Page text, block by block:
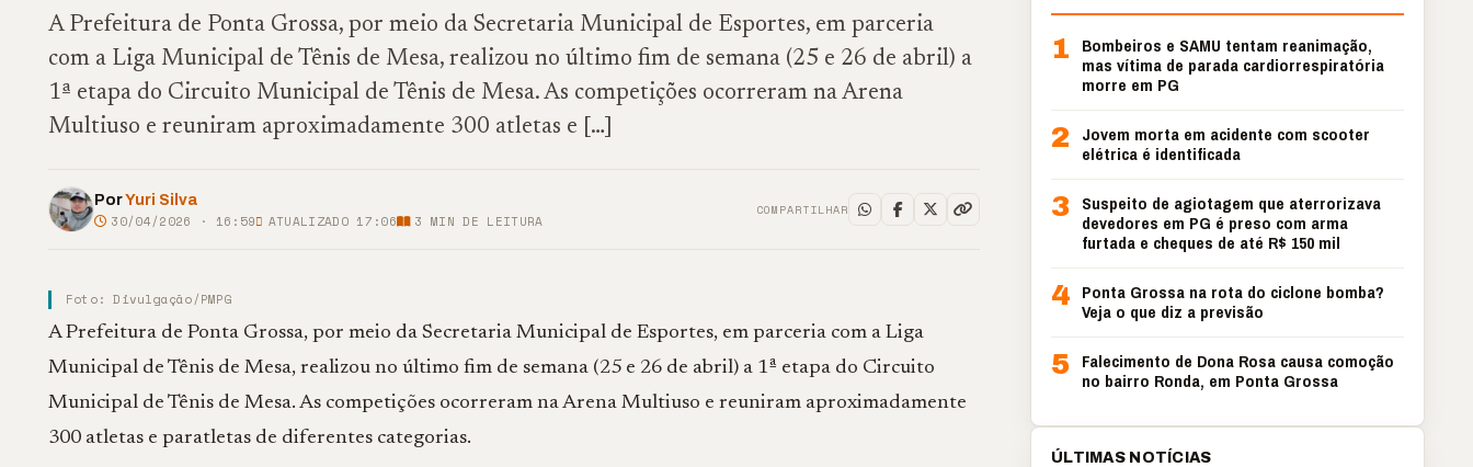
A Prefeitura de Ponta Grossa, por meio da Secretaria Municipal de Esportes, em parceria
com a Liga Municipal de Tênis de Mesa, realizou no último fim de semana (25 e 26 de abril) a
1ª etapa do Circuito Municipal de Tênis de Mesa. As competições ocorreram na Arena
Multiuso e reuniram aproximadamente 300 atletas e […]
PorYuri Silva
30/04/2026 · 16:59 ATUALIZADO 17:06 3 MIN DE LEITURA
COMPARTILHAR
Foto: Divulgação/PMPG
A Prefeitura de Ponta Grossa, por meio da Secretaria Municipal de Esportes, em parceria com a Liga
Municipal de Tênis de Mesa, realizou no último fim de semana (25 e 26 de abril) a 1ª etapa do Circuito
Municipal de Tênis de Mesa. As competições ocorreram na Arena Multiuso e reuniram aproximadamente
300 atletas e paratletas de diferentes categorias.
1
Bombeiros e SAMU tentam reanimação,
mas vítima de parada cardiorrespiratória
morre em PG
2
Jovem morta em acidente com scooter
elétrica é identificada
3 Suspeito de agiotagem que aterrorizava
devedores em PG é preso com arma
furtada e cheques de até R$ 150 mil
4 Ponta Grossa na rota do ciclone bomba?
Veja o que diz a previsão
5 Falecimento de Dona Rosa causa comoção
no bairro Ronda, em Ponta Grossa
ÚLTIMAS NOTÍCIAS